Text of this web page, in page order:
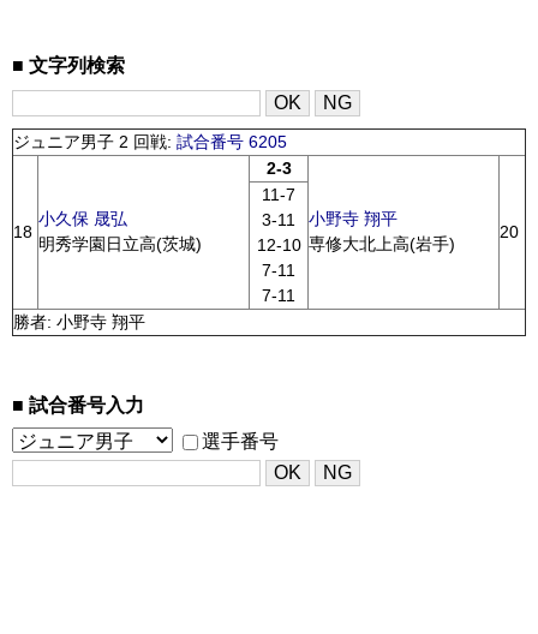
文字列検索
ジュニア男子 2 回戦: 試合番号 6205
18
小久保 晟弘
明秀学園日立高(茨城)
2-3
小野寺 翔平
専修大北上高(岩手)
20
11-7
3-11
12-10
7-11
7-11
勝者: 小野寺 翔平
試合番号入力
選手番号